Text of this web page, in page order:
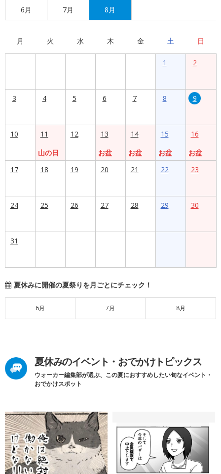
6月 7月 8月
月 火 水 木 金 土 日
1 2
3 4 5 6 7 8 9
10
11
山の日
12
13
お盆
14
お盆
15
お盆
16
お盆
17
18 19 20 21 22 23
24 25 26 27 28 29 30
31
夏休みに開催の夏祭りを月ごとにチェック！
6月 7月 8月
夏休みのイベント・おでかけトピックス
ウォーカー編集部が選ぶ、この夏におすすめしたい旬なイベント・
おでかけスポット